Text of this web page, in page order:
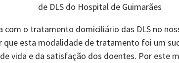
de DLS do Hospital de Guimarães
com o tratamento domiciliário das DLS no
esta modalidade de tratamento foi um
vida e da satisfação dos doentes. Por este